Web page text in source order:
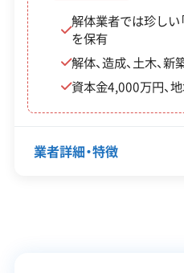
空き家空
き店舗等
活用事業
者支援事
業
改修費
等 最大
200万
空
を
上限10
解体業者では珍しい
を保有
解体、造成、土木、
資本金4,000万円、
業者詳細・特徴